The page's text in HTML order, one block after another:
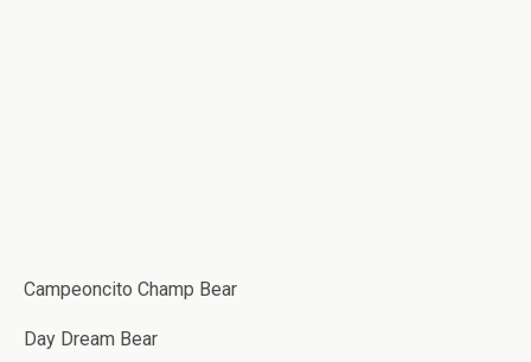
Campeoncito Champ Bear
Day Dream Bear